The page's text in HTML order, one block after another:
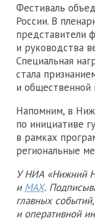
Фестиваль
России. В
представители
и руководства
Специальная
стала
и общественной
Напомним, в
по инициативе
в рамках
региональные
У НИА «Нижний
и MAX.
главных
и оперативной